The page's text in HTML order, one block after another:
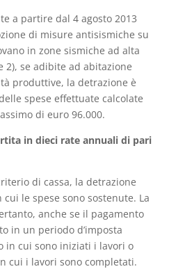
a partire dal 4 agosto 2013
di misure antisismiche su
in zone sismiche ad alta
2), se adibite ad abitazione
produttive, la detrazione è
spese effettuate calcolate
di euro 96.000.
in dieci rate annuali di pari
di cassa, la detrazione
le spese sono sostenute. La
anche se il pagamento
in un periodo d’imposta
in cui sono iniziati i lavori o
cui i lavori sono completati.